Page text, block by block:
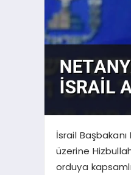
İsrail
üzerine
orduya